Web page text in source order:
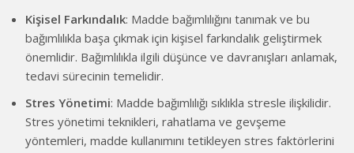
Kişisel Farkındalık: Madde bağımlılığını tanımak ve bu
bağımlılıkla başa çıkmak için kişisel farkındalık geliştirmek
önemlidir. Bağımlılıkla ilgili düşünce ve davranışları anlamak,
tedavi sürecinin temelidir.
Stres Yönetimi: Madde bağımlılığı sıklıkla stresle ilişkilidir.
Stres yönetimi teknikleri, rahatlama ve gevşeme
yöntemleri, madde kullanımını tetikleyen stres faktörlerini